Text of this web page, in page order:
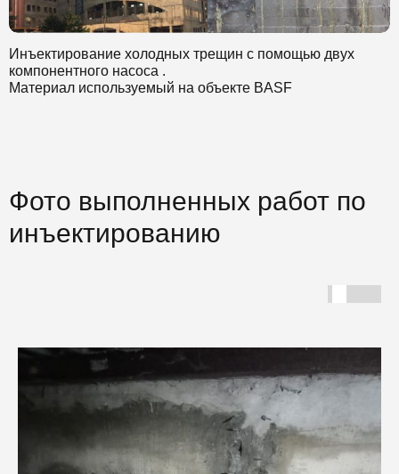
Инъектирование холодных трещин с помощью двух
компонентного насоса .
Материал используемый на объекте BASF
Фото выполненных работ по
инъектированию